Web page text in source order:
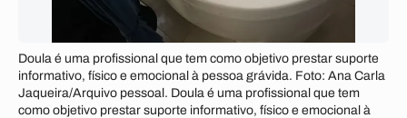
Doula é uma profissional que tem como objetivo prestar suporte
informativo, físico e emocional à pessoa grávida. Foto: Ana Carla
Jaqueira/Arquivo pessoal. Doula é uma profissional que tem
como objetivo prestar suporte informativo, físico e emocional à